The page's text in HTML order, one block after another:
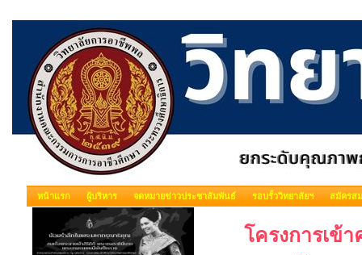
หน้าแรก ผู้บริหาร จดหมายข่าวประชาสัมพันธ์ รอบรั้ววิทยาลัยฯ สมัครส
โครงการเข้